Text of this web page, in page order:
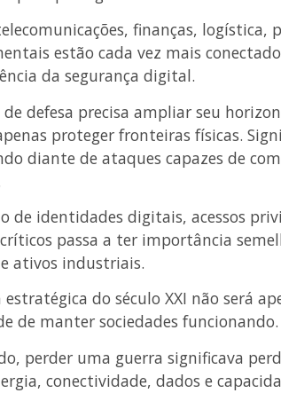
finanças, logística,
estão cada vez mais
da segurança digital.
defesa precisa ampliar seu
proteger fronteiras físicas.
diante de ataques capazes de
de identidades digitais, acessos
passa a ter importância
ativos industriais.
do século XXI não será
de manter sociedades funcionando.
perder uma guerra significava
conectividade, dados e